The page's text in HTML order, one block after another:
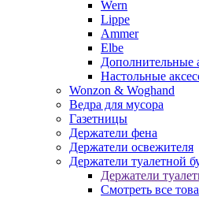
Wern
Lippe
Ammer
Elbe
Дополнительные
Настольные
Wonzon & Woghand
Ведра для мусора
Газетницы
Держатели фена
Держатели освежителя
Держатели туалетной
Держатели
Смотреть все